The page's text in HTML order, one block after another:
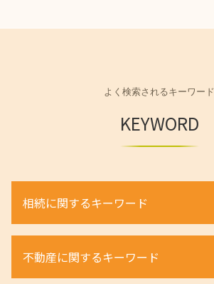
よく検索されるキーワード
KEYWORD
相続に関するキーワード
相続財産調査 費用
相続 土地
不動産に関するキーワード